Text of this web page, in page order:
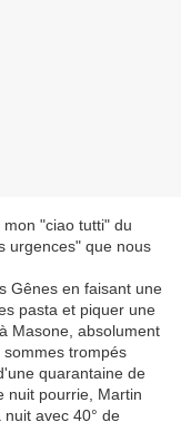
"ciao tutti" du
urgences" que nous
Gênes en faisant une
pasta et piquer une
Masone, absolument
trompés
quarantaine de
nuit pourrie, Martin
avec 40° de